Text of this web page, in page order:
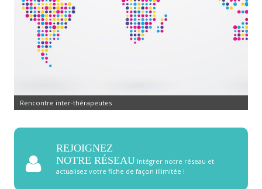
Rencontre inter-thérapeutes
REJOIGNEZ
NOTRE RÉSEAU Intégrer notre réseau et
actualisez votre fiche de façon illimitée !